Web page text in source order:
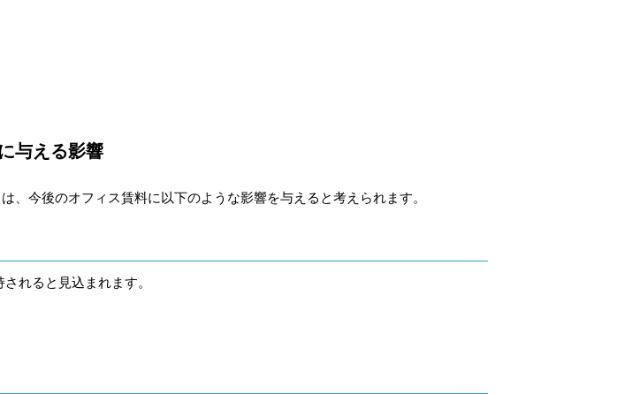
与える影響
今後のオフィス賃料に以下のような影響を与えると考えられます。
れると見込まれます。